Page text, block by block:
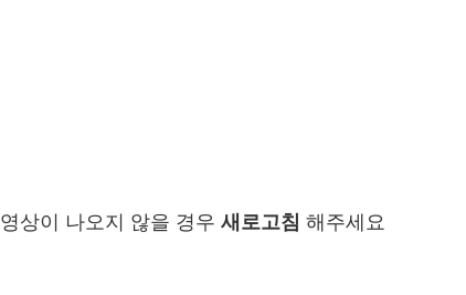
영상이 나오지 않을 경우 새로고침 해주세요